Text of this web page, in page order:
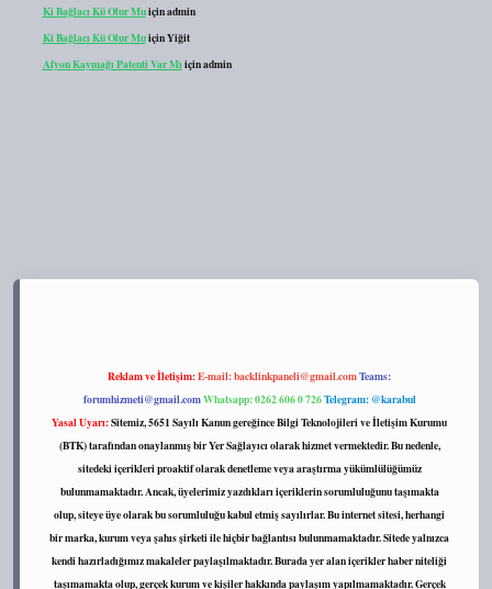
Ki Bağlacı Kü Olur Muiçinadmin
Ki Bağlacı Kü Olur MuiçinYiğit
Afyon Kaymağı Patenti Var Mı içinadmin
Reklam ve İletişim:E-mail:backlinkpaneli@gmail.comTeams:
forumhizmeti@gmail.comWhatsapp: 0262 606 0 726Telegram: @karabul
Yasal Uyarı:Sitemiz, 5651 Sayılı Kanun gereğince Bilgi Teknolojileri ve İletişim Kurumu
(BTK) tarafından onaylanmış bir Yer Sağlayıcı olarak hizmet vermektedir. Bu nedenle,
sitedeki içerikleri proaktif olarak denetleme veya araştırma yükümlülüğümüz
bulunmamaktadır. Ancak, üyelerimiz yazdıkları içeriklerin sorumluluğunu taşımakta
olup, siteye üye olarak bu sorumluluğu kabul etmiş sayılırlar. Bu internet sitesi, herhangi
bir marka, kurum veya şahıs şirketi ile hiçbir bağlantısı bulunmamaktadır. Sitede yalnızca
kendi hazırladığımız makaleler paylaşılmaktadır. Burada yer alan içerikler haber niteliği
taşımamakta olup, gerçek kurum ve kişiler hakkında paylaşım yapılmamaktadır. Gerçek